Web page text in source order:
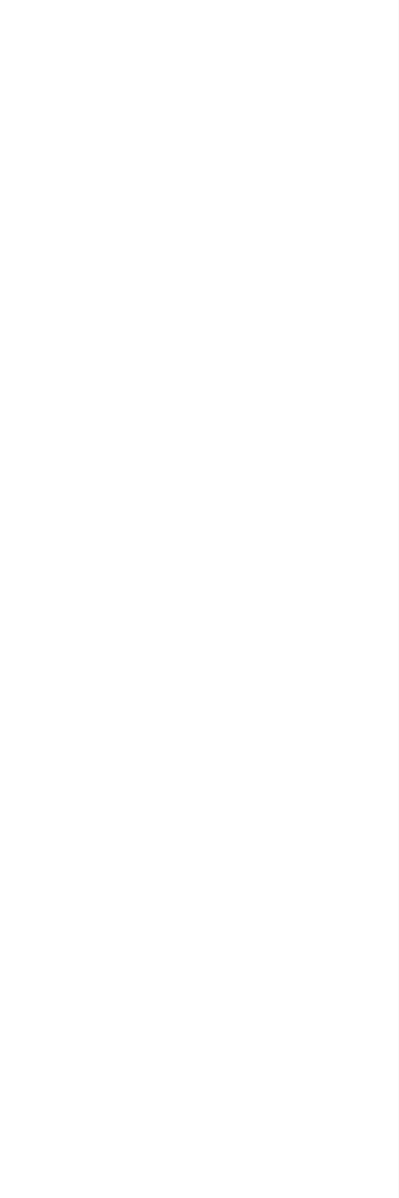
settore sanità e
svolto con
il loro
casi pratici provenienti
dal Responsabile
2.6 del suddetto
verifiche finali” come
almeno 10 anni, come
in forma scritta che
sarà richiesto di
del
che presentano
il 70% di risposte
svolte online, per
saranno riportate nel
specifica di
rilasciato un attestato di
il territorio nazionale